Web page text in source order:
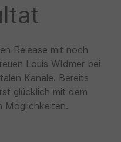
Release mit noch
Louis WIdmer bei
Kanäle. Bereits
glücklich mit dem
Möglichkeiten.